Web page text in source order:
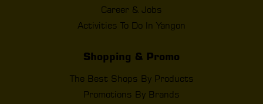
Career & Jobs
Activities To Do In Yangon
Shopping & Promo
The Best Shops By Products
Promotions By Brands